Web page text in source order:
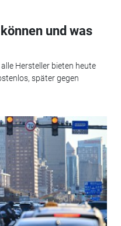
und was
Hersteller bieten heute
später gegen